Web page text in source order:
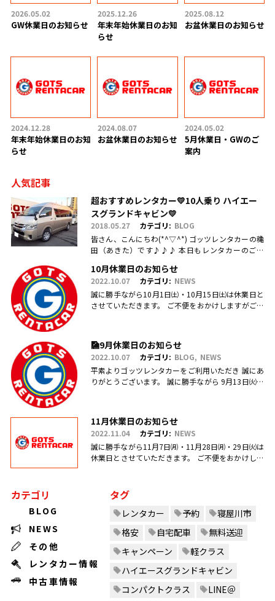
2026.05.02
GW休業日のお知らせ
2025.12.26
年末年始休業日のお知
らせ
2025.08.12
お盆休業日のお知らせ
2024.12.28
年末年始休業日のお知
らせ
2024.08.07
お盆休業日のお知らせ
2024.05.02
5月休業日・GWのご
案内
人気記事
超おすすめレンタカー💛10人乗り ハイエー
スグランドキャビン💛
2018.05.27 カテゴリ: BLOG
皆さん、こんにちわ(*^▽^*) ゴッツレンタカーの穐
田（あきた）です♪♪♪ 本日もレンタカーのご利
りがとうございます(.....
10月休業日のお知らせ
2022.10.07 カテゴリ: NEWS
誠に勝手ながら10月1日㈯・10月15日㈯は休業日と
させていただきます。 ご不便をおかけしますがご理
🎑9月休業日のお知らせ
2022.10.07 カテゴリ: BLOG
NEWS
平素よりゴッツレンタカーをご利用いただき 誠にあ
りがとうございます。 誠に勝手ながら 9月13日㈫・
11月休業日のお知らせ
2022.11.04 カテゴリ: NEWS
誠に勝手ながら11月7日㈪・11月28日㈪・29日㈫は
休業日とさせていただきます。 ご不便をおかけしま
カテゴリ
BLOG
NEWS
その他
レンタカー情報
中古車情報
タグ
レンタカー 予約
寝屋川市
格安
自宅配車
無料送迎
キャンペーン
軽クラス
ハイエースグランドキャビン
コンパクトクラス
LINE＠